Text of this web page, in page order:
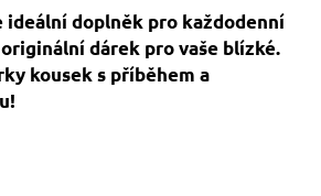
ideální doplněk pro každodenní
dárek pro vaše blízké.
kousek s příběhem a